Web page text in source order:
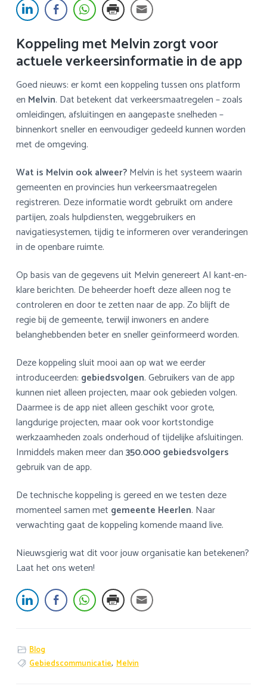
Koppeling met Melvin zorgt voor
actuele verkeersinformatie in de app
Goed nieuws: er komt een koppeling tussen ons platform
en Melvin. Dat betekent dat verkeersmaatregelen – zoals
omleidingen, afsluitingen en aangepaste snelheden –
binnenkort sneller en eenvoudiger gedeeld kunnen worden
met de omgeving.
Wat is Melvin ook alweer?Melvin is het systeem waarin
gemeenten en provincies hun verkeersmaatregelen
registreren. Deze informatie wordt gebruikt om andere
partijen, zoals hulpdiensten, weggebruikers en
navigatiesystemen, tijdig te informeren over veranderingen
in de openbare ruimte.
Op basis van de gegevens uit Melvin genereert AI kant-en-
klare berichten. De beheerder hoeft deze alleen nog te
controleren en door te zetten naar de app. Zo blijft de
regie bij de gemeente, terwijl inwoners en andere
belanghebbenden beter en sneller geïnformeerd worden.
Deze koppeling sluit mooi aan op wat we eerder
introduceerden: gebiedsvolgen. Gebruikers van de app
kunnen niet alleen projecten, maar ook gebieden volgen.
Daarmee is de app niet alleen geschikt voor grote,
langdurige projecten, maar ook voor kortstondige
werkzaamheden zoals onderhoud of tijdelijke afsluitingen.
Inmiddels maken meer dan350.000 gebiedsvolgers
gebruik van de app.
De technische koppeling is gereed en we testen deze
momenteel samen met gemeente Heerlen. Naar
verwachting gaat de koppeling komende maand live.
Nieuwsgierig wat dit voor jouw organisatie kan betekenen?
Laat het ons weten!
Blog
Gebiedscommunicatie, Melvin